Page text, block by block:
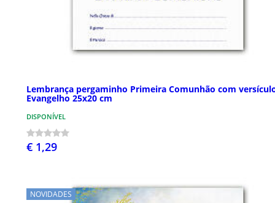
Lembrança pergaminho Primeira Comunhão com
Evangelho 25x20 cm
DISPONÍVEL
€ 1,29
NOVIDADES